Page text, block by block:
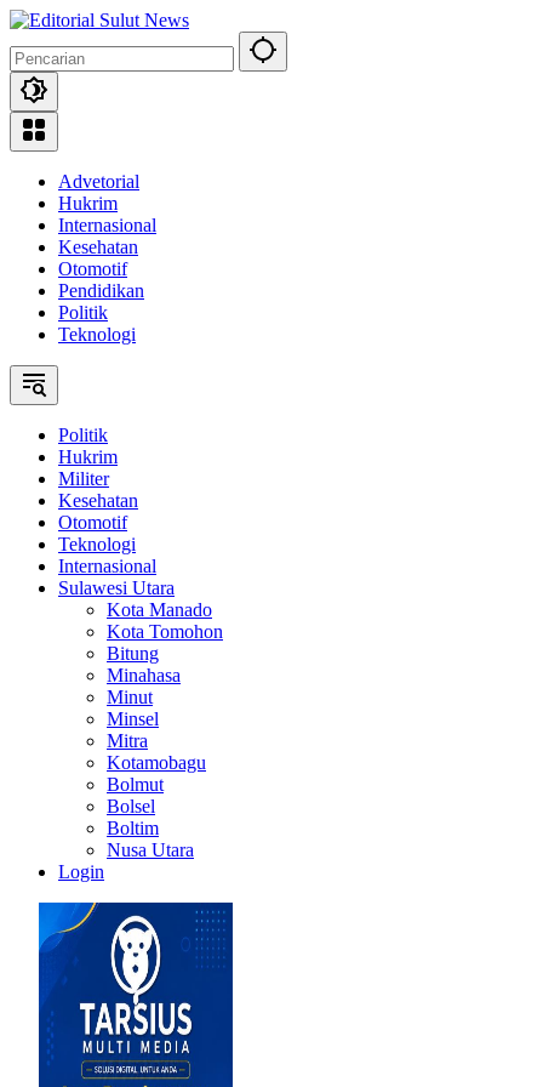
Langsung
konten
Advetorial
Hukrim
Internasional
Kesehatan
Otomotif
Pendidikan
Politik
Teknologi
Politik
Hukrim
Militer
Kesehatan
Otomotif
Teknologi
Internasional
Sulawesi Utara
Kota Manado
Kota Tomohon
Bitung
Minahasa
Minut
Minsel
Mitra
Kotamobagu
Bolmut
Bolsel
Boltim
Nusa Utara
Login